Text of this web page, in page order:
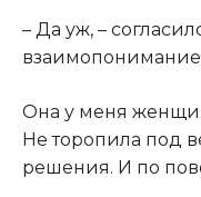
– Да уж, –
Она у меня
Не торопила под
решения. И по